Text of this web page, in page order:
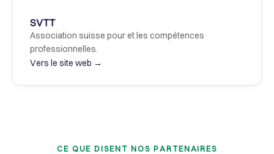
SVTT
Association suisse pour et les compétences
professionnelles.
Vers le site web →
CE QUE DISENT NOS PARTENAIRES